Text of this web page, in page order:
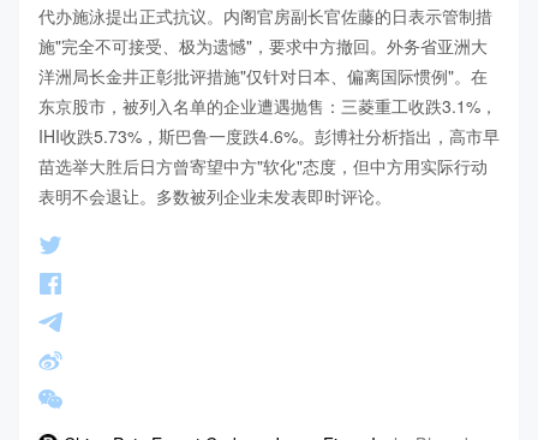
代办施泳提出正式抗议。内阁官房副长官佐藤的日表示管制措
施"完全不可接受、极为遗憾"，要求中方撤回。外务省亚洲大
洋洲局长金井正彰批评措施"仅针对日本、偏离国际惯例"。在
东京股市，被列入名单的企业遭遇抛售：三菱重工收跌3.1%，
IHI收跌5.73%，斯巴鲁一度跌4.6%。彭博社分析指出，高市早
苗选举大胜后日方曾寄望中方"软化"态度，但中方用实际行动
表明不会退让。多数被列企业未发表即时评论。